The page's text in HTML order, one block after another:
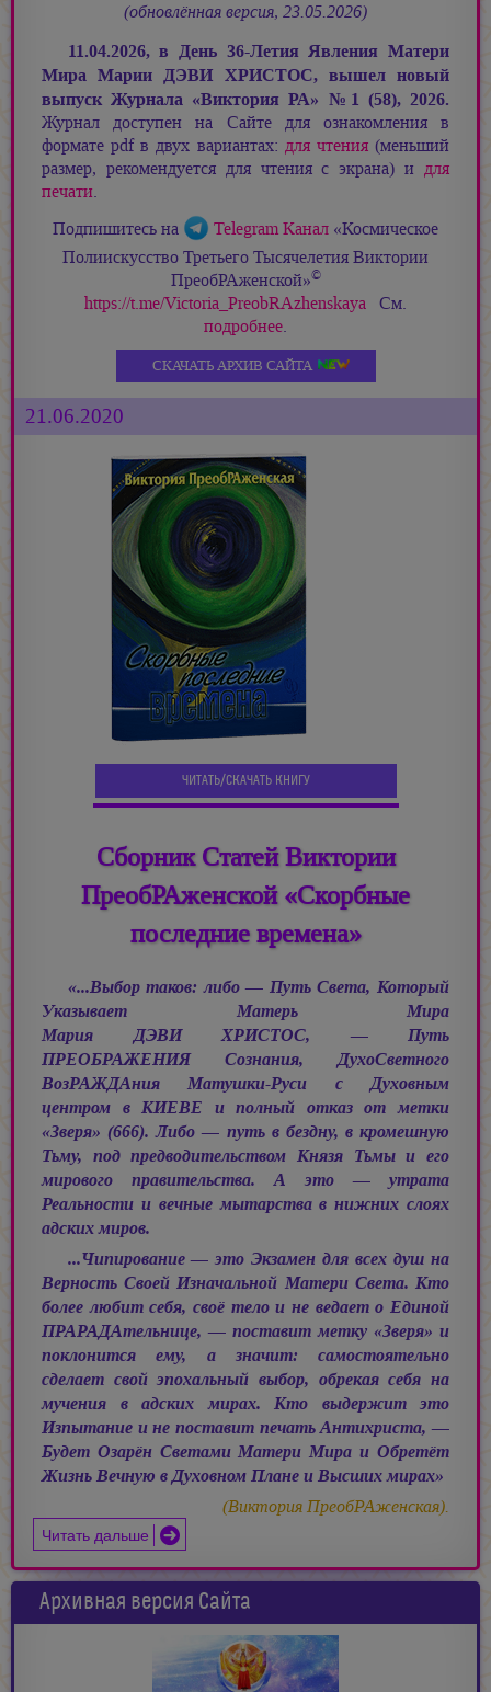
(обновлённая версия, 23.05.2026)
11.04.2026, в День 36-Летия Явления Матери
МираМарии ДЭВИ ХРИСТОС,вышел новый
выпуск Журнала «Виктория РА» № 1 (58), 2026.
Журнал доступен на Сайте для ознакомления в
формате pdf в двух вариантах: для чтения(меньший
размер, рекомендуется для чтения с экрана) и для
печати.
Подпишитесь на
Telegram Канал «Космическое
Полиискусство Третьего Тысячелетия Виктории
ПреобРАженской»©
https://t.me/Victoria_PreobRAzhenskaya См.
подробнее.
СКАЧАТЬ АРХИВ САЙТА
21.06.2020
ЧИТАТЬ/СКАЧАТЬ КНИГУ
Сборник Статей Виктории
ПреобРАженской «Скорбные
последние времена»
«...Выбор таков: либо — Путь Света, Который
Указывает Матерь Мира
Мария ДЭВИ ХРИСТОС, —Путь
ПРЕОБРАЖЕНИЯ Сознания, ДухоСветного
ВозРАЖДАния Матушки-Руси с Духовным
центром в КИЕВЕ и полный отказ от метки
«Зверя» (666). Либо — путь в бездну, в кромешную
Тьму, под предводительством Князя Тьмы и его
мирового правительства. А это — утрата
Реальности и вечные мытарства в нижних слоях
адских миров.
...Чипирование — это Экзамен для всех душ на
Верность Своей Изначальной Матери Света. Кто
более любит себя, своё тело и не ведает о Единой
ПРАРАДАтельнице, — поставит метку «Зверя» и
поклонится ему, а значит: самостоятельно
сделает свой эпохальный выбор, обрекая себя на
мучения в адских мирах. Кто выдержит это
Изпытание и не поставит печать Антихриста, —
Будет Озарён Светами Матери Мира и Обретёт
Жизнь Вечную в Духовном Плане и Высших мирах»
(Виктория ПреобРАженская).
Читать дальше
Архивная версия Сайта